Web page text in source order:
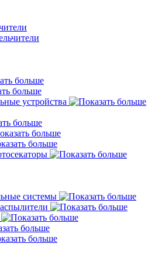
устройства
системы